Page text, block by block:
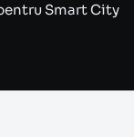
Smart City